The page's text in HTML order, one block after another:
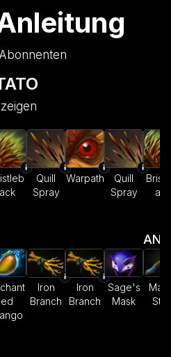
ack
Quill
Spray
Warpath
Quill
Spray
ack
ed
Iron
Branch
Iron
Branch
Sage's
Mask